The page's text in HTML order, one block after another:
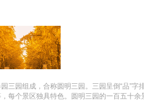
三园组成，合称圆明三园。三园呈倒“品”
每个景区独具特色。圆明三园的一百五十